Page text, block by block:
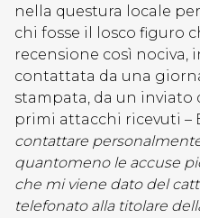
nella questura locale
chi fosse il losco figuro
recensione così nociva,
contattata da una
stampata, da un inviato
primi attacchi ricevuti –
contattare
quantomeno le accuse
che mi viene dato del
telefonato alla titolare